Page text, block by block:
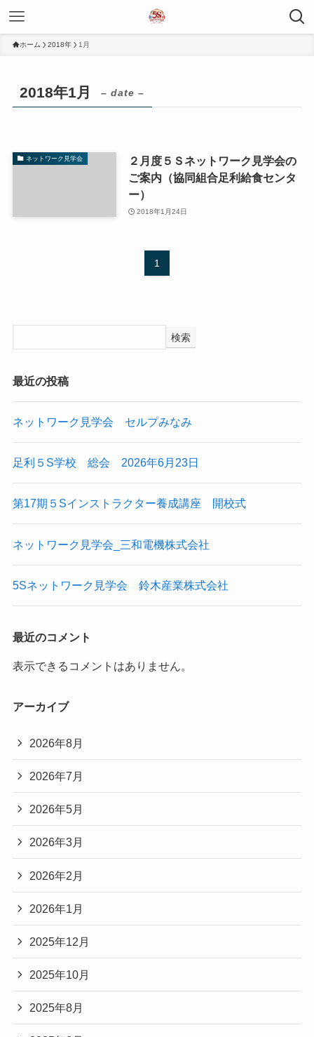
ホーム 2018年 1月
2018年1月 – date –
ネットワーク見学会
２月度５Ｓネットワーク見学会の
ご案内（協同組合足利給食センタ
ー）
2018年1月24日
1
検索
最近の投稿
ネットワーク見学会 セルプみなみ
足利５S学校 総会 2026年6月23日
第17期５Sインストラクター養成講座 開校式
ネットワーク見学会_三和電機株式会社
5Sネットワーク見学会 鈴木産業株式会社
最近のコメント
表示できるコメントはありません。
アーカイブ
2026年8月
2026年7月
2026年5月
2026年3月
2026年2月
2026年1月
2025年12月
2025年10月
2025年8月